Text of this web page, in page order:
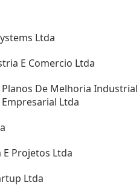
Ltda
E Comercio Ltda
De Melhoria
Ltda
Projetos Ltda
Ltda